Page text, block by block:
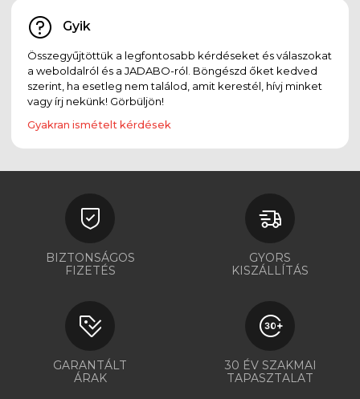
Gyik
Összegyűjtöttük a legfontosabb kérdéseket és válaszokat
a weboldalról és a JADABO-ról. Böngészd őket kedved
szerint, ha esetleg nem találod, amit kerestél, hívj minket
vagy írj nekünk! Görbüljön!
Gyakran ismételt kérdések
BIZTONSÁGOS
FIZETÉS
GYORS
KISZÁLLÍTÁS
GARANTÁLT
ÁRAK
30 ÉV SZAKMAI
TAPASZTALAT